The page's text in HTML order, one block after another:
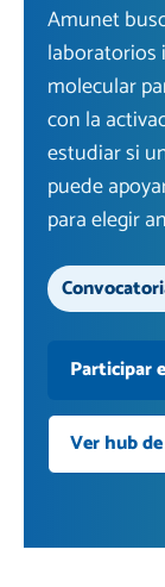
Amunet
laboratorios
molecular
con la
estudiar si
puede
para elegir
Participar
Ver hub